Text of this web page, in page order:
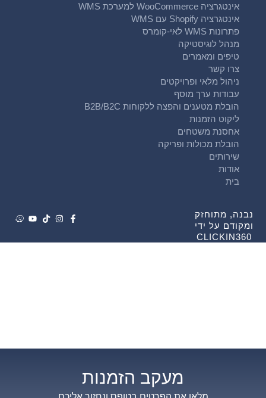
אינטגרציה WooCommerce למערכת WMS
אינטגרציה Shopify עם WMS
פתרונות WMS לאי-קומרס
מנהל לוגיסטיקה
טיפים ומאמרים
צרו קשר
ניהול מלאי ופרויקטים
עבודות ערך מוסף
הובלת מטענים והפצה ללקוחות B2B/B2C
ליקוט הזמנות
אחסנת משטחים
הובלת מכולות ופריקה
שירותים
אודות
בית
נבנה, מתוחזק
ומקודם על ידי
CLICKIN360
מעקב הזמנות